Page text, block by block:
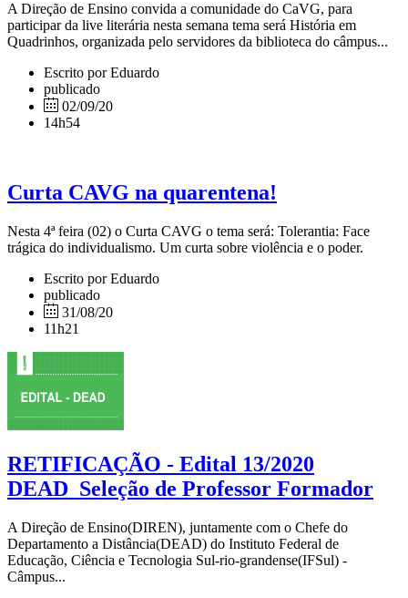
A Direção de Ensino convida a comunidade do CaVG, para
participar da live literária nesta semana tema será História em
Quadrinhos, organizada pelo servidores da biblioteca do câmpus...
Escrito por Eduardo
publicado
02/09/20
14h54
Curta CAVG na quarentena!
Nesta 4ª feira (02) o Curta CAVG o tema será: Tolerantia: Face
trágica do individualismo. Um curta sobre violência e o poder.
Escrito por Eduardo
publicado
31/08/20
11h21
RETIFICAÇÃO - Edital 13/2020
DEAD_Seleção de Professor Formador
A Direção de Ensino(DIREN), juntamente com o Chefe do
Departamento a Distância(DEAD) do Instituto Federal de
Educação, Ciência e Tecnologia Sul-rio-grandense(IFSul) -
Câmpus...